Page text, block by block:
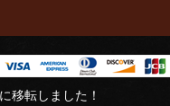
移転しました！